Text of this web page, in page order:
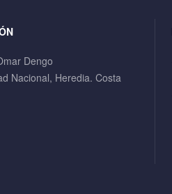
Dengo
Nacional, Heredia. Costa